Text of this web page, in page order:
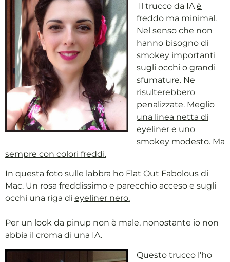
Il trucco da IA è
freddo ma minimal.
Nel senso che non
hanno bisogno di
smokey importanti
sugli occhi o grandi
sfumature. Ne
risulterebbero
penalizzate. Meglio
una linea netta di
eyeliner e uno
smokey modesto. Ma
sempre con colori freddi.
In questa foto sulle labbra ho Flat Out Fabolous di
Mac. Un rosa freddissimo e parecchio acceso e sugli
occhi una riga di eyeliner nero.
Per un look da pinup non è male, nonostante io non
abbia il croma di una IA.
Questo trucco l’ho